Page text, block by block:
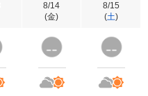
8/14
(金)
8/15
(土)